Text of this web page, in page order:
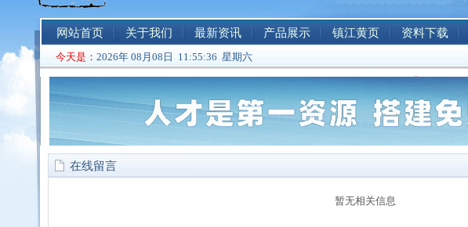
网站首页 关于我们 最新资讯 产品展示 镇江黄页 资料下载
今天是： 2026年 08月08日 11:55:36 星期六
在线留言
暂无相关信息